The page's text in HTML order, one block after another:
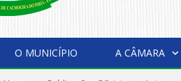
O MUNICÍPIO A CÂMARA